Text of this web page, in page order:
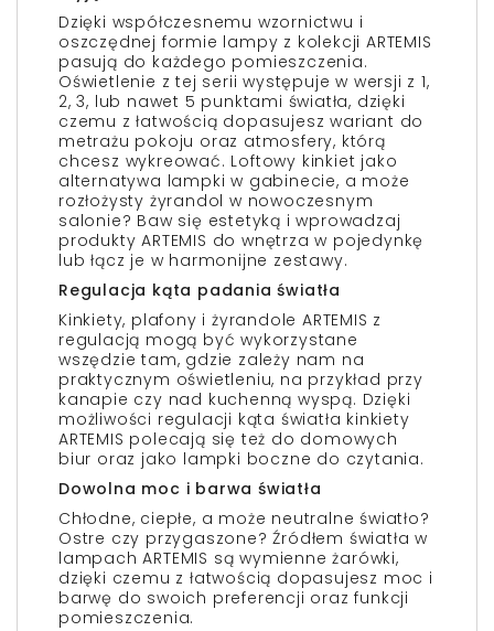
Dzięki współczesnemu wzornictwu i
oszczędnej formie lampy z kolekcji ARTEMIS
pasują do każdego pomieszczenia.
Oświetlenie z tej serii występuje w wersji z 1,
2, 3, lub nawet 5 punktami światła, dzięki
czemu z łatwością dopasujesz wariant do
metrażu pokoju oraz atmosfery, którą
chcesz wykreować. Loftowy kinkiet jako
alternatywa lampki w gabinecie, a może
rozłożysty żyrandol w nowoczesnym
salonie? Baw się estetyką i wprowadzaj
produkty ARTEMIS do wnętrza w pojedynkę
lub łącz je w harmonijne zestawy.
Regulacja kąta padania światła
Kinkiety, plafony i żyrandole ARTEMIS z
regulacją mogą być wykorzystane
wszędzie tam, gdzie zależy nam na
praktycznym oświetleniu, na przykład przy
kanapie czy nad kuchenną wyspą. Dzięki
możliwości regulacji kąta światła kinkiety
ARTEMIS polecają się też do domowych
biur oraz jako lampki boczne do czytania.
Dowolna moc i barwa światła
Chłodne, ciepłe, a może neutralne światło?
Ostre czy przygaszone? Źródłem światła w
lampach ARTEMIS są wymienne żarówki,
dzięki czemu z łatwością dopasujesz moc i
barwę do swoich preferencji oraz funkcji
pomieszczenia.